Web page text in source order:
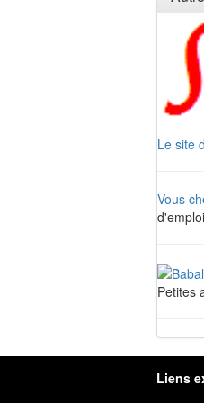
Le site
Vous
Petites
Liens